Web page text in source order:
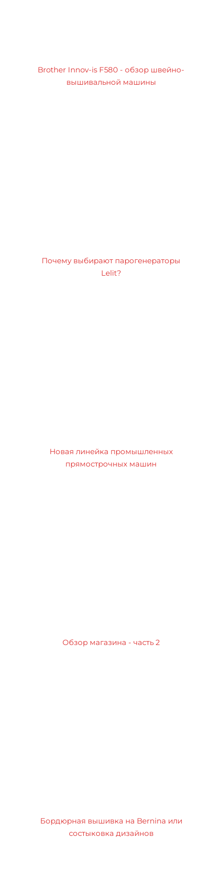
Brother Innov-is F580 - обзор швейно-
вышивальной машины
Почему выбирают парогенераторы
Lelit?
Новая линейка промышленных
прямострочных машин
Обзор магазина - часть 2
Бордюрная вышивка на Bernina или
состыковка дизайнов